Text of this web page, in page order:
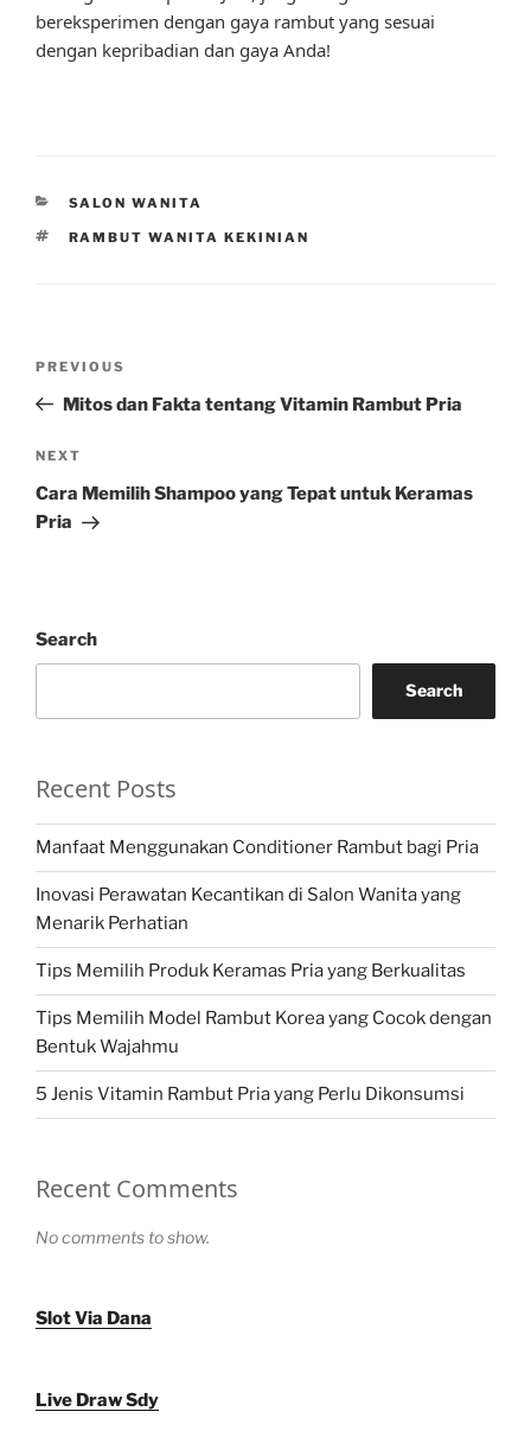
bereksperimen dengan gaya rambut yang sesuai
dengan kepribadian dan gaya Anda!
CATEGORIES
SALON WANITA
TAGS
RAMBUT WANITA KEKINIAN
Previous
Post
PREVIOUS
Mitos dan Fakta tentang Vitamin Rambut Pria
Next
Post
NEXT
Cara Memilih Shampoo yang Tepat untuk Keramas
Pria
Search
Search
Recent Posts
Manfaat Menggunakan Conditioner Rambut bagi Pria
Inovasi Perawatan Kecantikan di Salon Wanita yang
Menarik Perhatian
Tips Memilih Produk Keramas Pria yang Berkualitas
Tips Memilih Model Rambut Korea yang Cocok dengan
Bentuk Wajahmu
5 Jenis Vitamin Rambut Pria yang Perlu Dikonsumsi
Recent Comments
No comments to show.
Slot Via Dana
Live Draw Sdy